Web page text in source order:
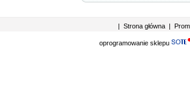
| Strona główna |
oprogramowanie sklepu